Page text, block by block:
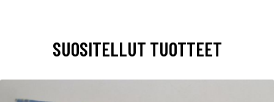
SUOSITELLUT TUOTTEET